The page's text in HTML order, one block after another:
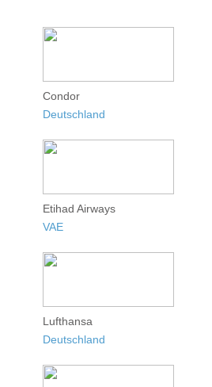
Condor
Deutschland
Etihad Airways
VAE
Lufthansa
Deutschland